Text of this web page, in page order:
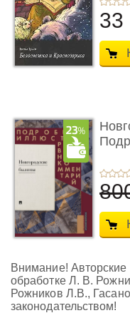
33
Внимание! Авторские
обработке Л. В.
Рожников Л.В.,
законодательством!